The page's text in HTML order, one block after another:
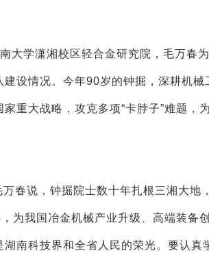
大学潇湘校区轻合金研究院，毛万春
设情况。今年90岁的钟掘，深耕机械
重大战略，攻克多项“卡脖子”难题，
春说，钟掘院士数十年扎根三湘大地
为我国冶金机械产业升级、高端装备
南科技界和全省人民的荣光。要认真